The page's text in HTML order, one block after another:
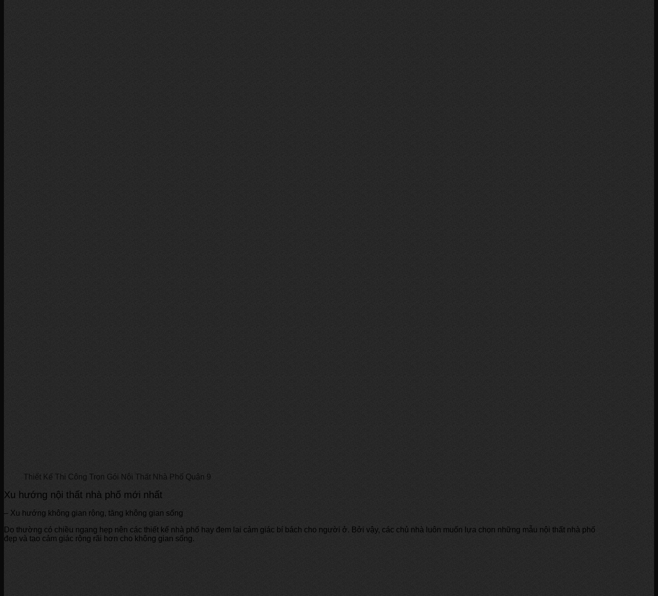
Thiết Kế Thi Công Trọn Gói Nội Thất Nhà Phố Quận 9
Xu hướng nội thất nhà phố mới nhất
– Xu hướng không gian rộng, tăng không gian sống
Do thường có chiều ngang hẹp nên các thiết kế nhà phố hay đem lại cảm giác bí bách cho người ở. Bởi vậy, các chủ nhà luôn muốn lựa chọn những mẫu nội thất nhà phố
đẹp và tạo cảm giác rộng rãi hơn cho không gian sống.